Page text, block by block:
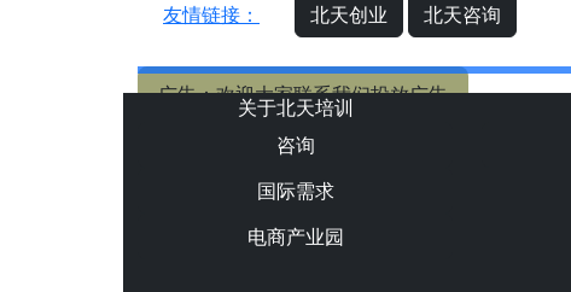
友情链接： 北天创业 北天咨询
广告：欢迎大家联系我们投放广告
关于北天培训
咨询
国际需求
电商产业园